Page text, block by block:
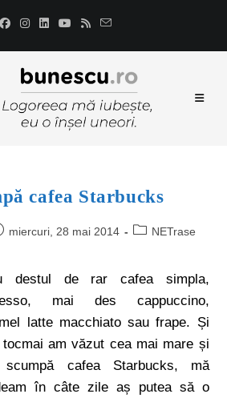
cafea Starbucks
miercuri, 28 mai 2014 NETrase
destul de rar cafea simpla,
mai des cappuccino,
latte macchiato sau frape. Și
am văzut cea mai mare și
cafea Starbucks, mă
în câte zile aș putea să o